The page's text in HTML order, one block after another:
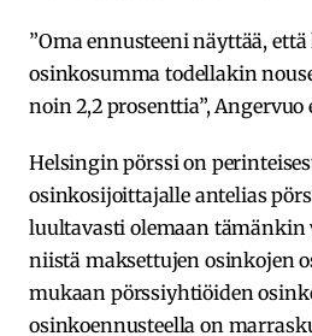
”Oma ennusteeni näyttää,
osinkosumma todellakin
noin 2,2 prosenttia”, Angervuo
Helsingin pörssi on
osinkosijoittajalle antelias
luultavasti olemaan tämänkin
niistä maksettujen osinkojen
mukaan pörssiyhtiöiden
osinkoennusteella on